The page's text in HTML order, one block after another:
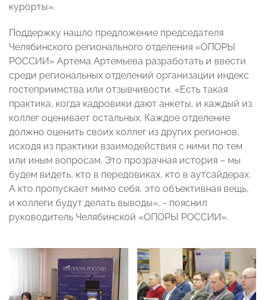
курорты».
Поддержку нашло предложение председателя
Челябинского регионального отделения «ОПОРЫ
РОССИИ» Артема Артемьева разработать и ввести
среди региональных отделений организации индекс
гостеприимства или отзывчивости. «Есть такая
практика, когда кадровики дают анкеты, и каждый из
коллег оценивает остальных. Каждое отделение
должно оценить своих коллег из других регионов,
исходя из практики взаимодействия с ними по тем
или иным вопросам. Это прозрачная история – мы
будем видеть, кто в передовиках, кто в аутсайдерах.
А кто пропускает мимо себя, это объективная вещь,
и коллеги будут делать выводы», - пояснил
руководитель Челябинской «ОПОРЫ РОССИИ».